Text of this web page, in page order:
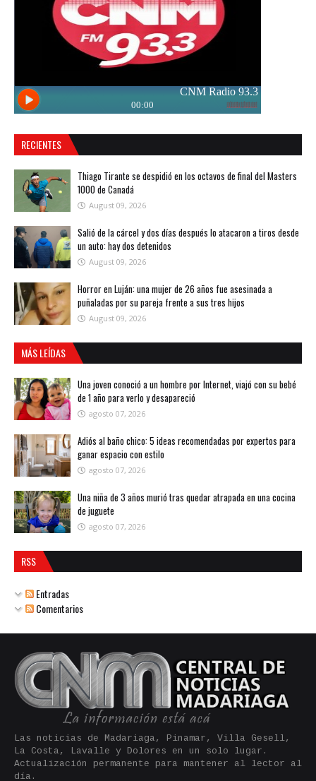
RECIENTES
Thiago Tirante se despidió en los octavos de final del Masters
1000 de Canadá
August 09, 2026
Salió de la cárcel y dos días después lo atacaron a tiros desde
un auto: hay dos detenidos
August 09, 2026
Horror en Luján: una mujer de 26 años fue asesinada a
puñaladas por su pareja frente a sus tres hijos
August 09, 2026
MÁS LEÍDAS
Una joven conoció a un hombre por Internet, viajó con su bebé
de 1 año para verlo y desapareció
agosto 07, 2026
Adiós al baño chico: 5 ideas recomendadas por expertos para
ganar espacio con estilo
agosto 07, 2026
Una niña de 3 años murió tras quedar atrapada en una cocina
de juguete
agosto 07, 2026
RSS
Entradas
Comentarios
Las noticias de Madariaga, Pinamar, Villa Gesell,
La Costa, Lavalle y Dolores en un solo lugar.
Actualización permanente para mantener al lector al
día.